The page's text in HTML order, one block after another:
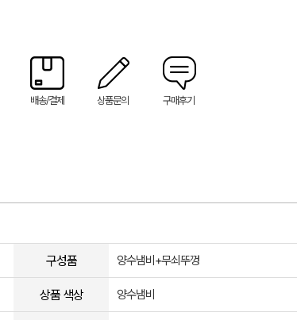
배송/결제 상품문의 구매후기
구성품 양수냄비+무쇠뚜껑
상품 색상 양수냄비